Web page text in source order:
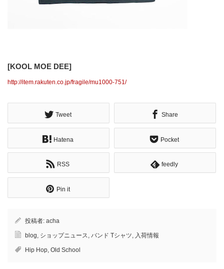
[KOOL MOE DEE]
http://item.rakuten.co.jp/fragile/mu1000-751/
Tweet Share
Hatena Pocket
RSS feedly
Pin it
投稿者: acha
blog, ショップニュース, バンド Tシャツ, 入荷情報
Hip Hop, Old School